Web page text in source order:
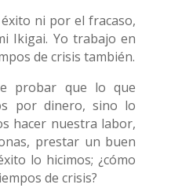
ni por el fracaso,
Ikigai. Yo trabajo en
de crisis también.
probar que lo que
por dinero, sino lo
hacer nuestra labor,
prestar un buen
lo hicimos; ¿cómo
de crisis?